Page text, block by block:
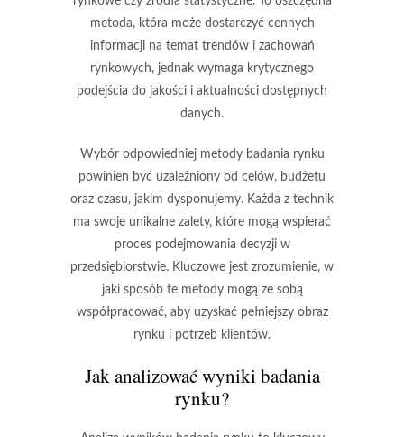
metoda, która może dostarczyć cennych
informacji na temat trendów i zachowań
rynkowych, jednak wymaga krytycznego
podejścia do jakości i aktualności dostępnych
danych.
Wybór odpowiedniej metody badania rynku
powinien być uzależniony od celów, budżetu
oraz czasu, jakim dysponujemy. Każda z technik
ma swoje unikalne zalety, które mogą wspierać
proces podejmowania decyzji w
przedsiębiorstwie. Kluczowe jest zrozumienie, w
jaki sposób te metody mogą ze sobą
współpracować, aby uzyskać pełniejszy obraz
rynku i potrzeb klientów.
Jak analizować wyniki badania
rynku?